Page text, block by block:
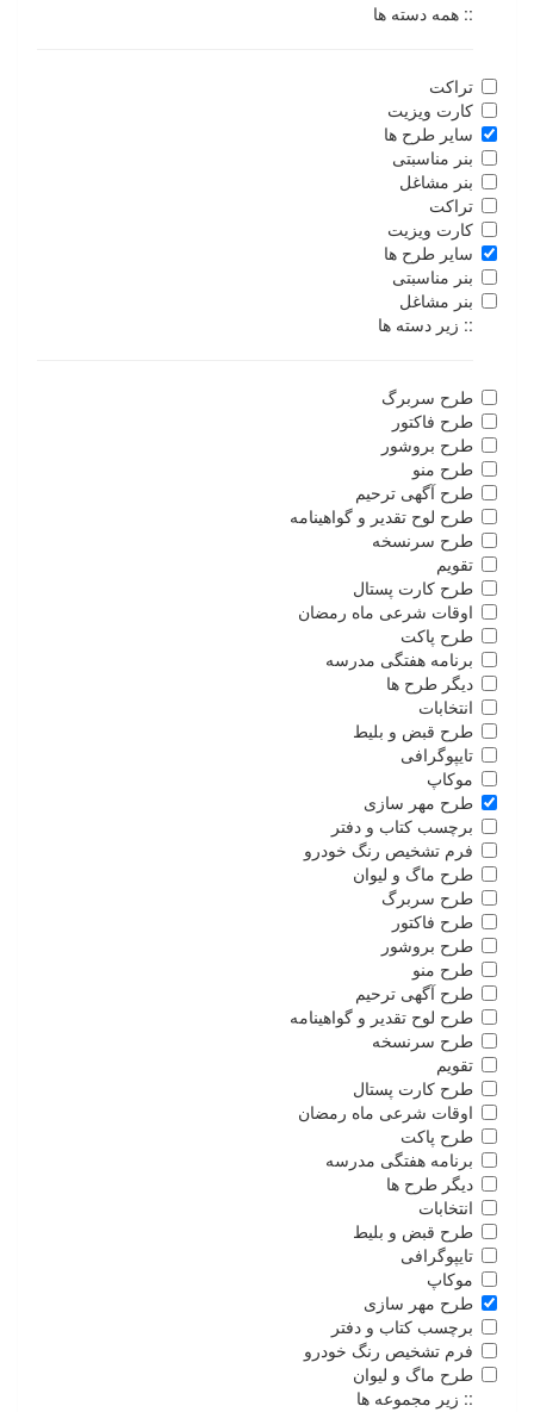
:: همه دسته ها
تراکت
کارت ویزیت
سایر طرح ها
بنر مناسبتی
بنر مشاغل
تراکت
کارت ویزیت
سایر طرح ها
بنر مناسبتی
بنر مشاغل
:: زیر دسته ها
طرح سربرگ
طرح فاکتور
طرح بروشور
طرح منو
طرح آگهی ترحیم
طرح لوح تقدیر و گواهینامه
طرح سرنسخه
تقویم
طرح کارت پستال
اوقات شرعی ماه رمضان
طرح پاکت
برنامه هفتگی مدرسه
دیگر طرح ها
انتخابات
طرح قبض و بلیط
تایپوگرافی
موکاپ
طرح مهر سازی
برچسب کتاب و دفتر
فرم تشخیص رنگ خودرو
طرح ماگ و لیوان
طرح سربرگ
طرح فاکتور
طرح بروشور
طرح منو
طرح آگهی ترحیم
طرح لوح تقدیر و گواهینامه
طرح سرنسخه
تقویم
طرح کارت پستال
اوقات شرعی ماه رمضان
طرح پاکت
برنامه هفتگی مدرسه
دیگر طرح ها
انتخابات
طرح قبض و بلیط
تایپوگرافی
موکاپ
طرح مهر سازی
برچسب کتاب و دفتر
فرم تشخیص رنگ خودرو
طرح ماگ و لیوان
:: زیر مجموعه ها